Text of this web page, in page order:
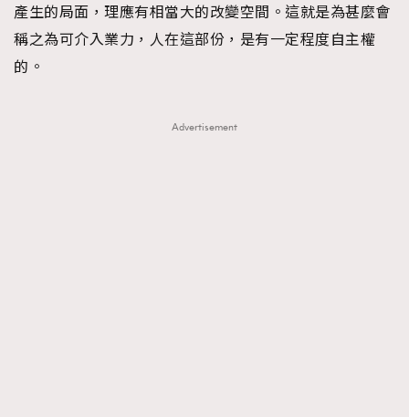
產生的局面，理應有相當大的改變空間。這就是為甚麼會
稱之為可介入業力，人在這部份，是有一定程度自主權
的。
Advertisement